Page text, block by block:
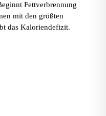
Fettverbrennung
mit den größten
das Kaloriendefizit.